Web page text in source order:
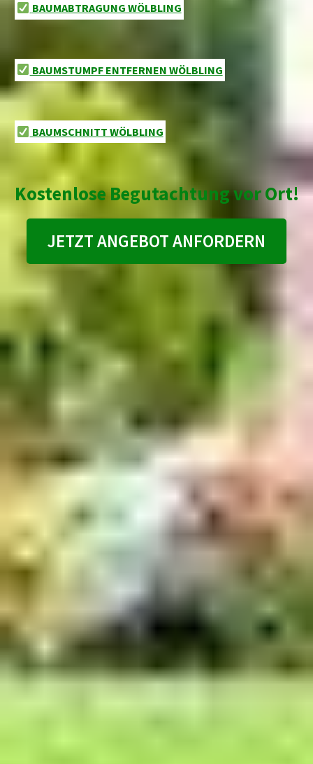
BAUMABTRAGUNG WÖLBLING
BAUMSTUMPF ENTFERNEN WÖLBLING
BAUMSCHNITT WÖLBLING
Kostenlose Begutachtung vor Ort!
JETZT ANGEBOT ANFORDERN